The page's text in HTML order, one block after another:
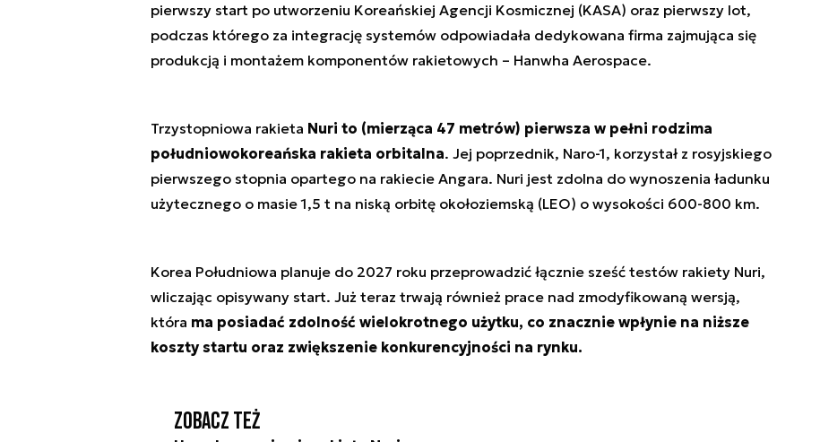
pierwszy start po utworzeniu Koreańskiej Agencji Kosmicznej (KASA) oraz pierwszy lot,
podczas którego za integrację systemów odpowiadała dedykowana firma zajmująca się
produkcją i montażem komponentów rakietowych – Hanwha Aerospace.
Trzystopniowa rakieta Nuri to (mierząca 47 metrów) pierwsza w pełni rodzima
południowokoreańska rakieta orbitalna. Jej poprzednik, Naro-1, korzystał z rosyjskiego
pierwszego stopnia opartego na rakiecie Angara. Nuri jest zdolna do wynoszenia ładunku
użytecznego o masie 1,5 t na niską orbitę okołoziemską (LEO) o wysokości 600-800 km.
Korea Południowa planuje do 2027 roku przeprowadzić łącznie sześć testów rakiety Nuri,
wliczając opisywany start. Już teraz trwają również prace nad zmodyfikowaną wersją,
która ma posiadać zdolność wielokrotnego użytku, co znacznie wpłynie na niższe
koszty startu oraz zwiększenie konkurencyjności na rynku.
Zobacz też